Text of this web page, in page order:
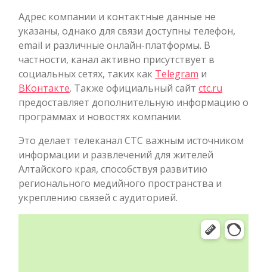
Адрес компании и контактные данные не
указаны, однако для связи доступны телефон,
email и различные онлайн-платформы. В
частности, канал активно присутствует в
социальных сетях, таких как Telegram и
ВКонтакте. Также официальный сайт ctc.ru
предоставляет дополнительную информацию о
программах и новостях компании.
Это делает телеканал СТС важным источником
информации и развлечений для жителей
Алтайского края, способствуя развитию
регионального медийного пространства и
укреплению связей с аудиторией.